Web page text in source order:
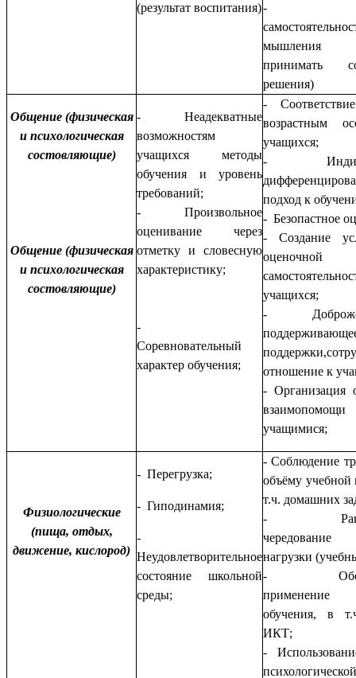
(результат воспитания)-
мышления
принимать
решения)
Общение (физическая
и психологическая
состовляющие)
Общение (физическая
и психологическая
состовляющие)
- Неадекватные
возможностям
учащихся методы
обучения и уровень
требований;
- Произвольное
оценивание через
отметку и словесную
характеристику;
-
Соревновательный
характер обучения;
-
возрастным
учащихся;
-
подход к
- Безопастное
- Создание
оценочной
учащихся;
-
отношение к
- Организация
учащимися;
Физиологические
(пища, отдых,
движение, кислород)
- Перегрузка;
- Гиподинамия;
-
Неудовлетворительное
состояние школьной
среды;
- Соблюдение
объёму учебной
т.ч. домашних
-
нагрузки
-
применение
обучения, в
ИКТ;
-